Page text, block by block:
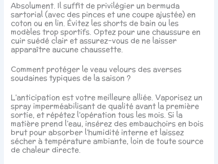
Absolument. Il suffit de privilégier un bermuda
sartorial (avec des pinces et une coupe ajustée) en
coton ou en lin. Évitez les shorts de bain ou les
modèles trop sportifs. Optez pour une chaussure en
cuir suédé clair et assurez-vous de ne laisser
apparaître aucune chaussette.
Comment protéger le veau velours des averses
soudaines typiques de la saison ?
L’anticipation est votre meilleure alliée. Vaporisez un
spray imperméabilisant de qualité avant la première
sortie, et répétez l’opération tous les mois. Si la
matière prend l’eau, insérez des embauchoirs en bois
brut pour absorber l’humidité interne et laissez
sécher à température ambiante, loin de toute source
de chaleur directe.